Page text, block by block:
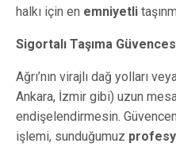
halkı için en emniyetli
Sigortalı Taşıma
Ağrı’nın virajlı dağ yolları
Ankara, İzmir gibi) uzun
endişelendirmesin.
işlemi, sunduğumuz